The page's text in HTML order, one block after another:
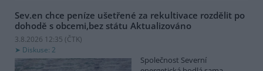
Sev.en chce peníze ušetřené za rekultivace rozdělit po
dohodě s obcemi,bez státu Aktualizováno
3.8.2026 12:35 (ČTK)
Diskuse: 2
Společnost Severní